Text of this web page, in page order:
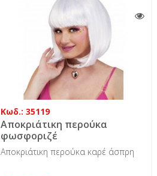
Κωδ.: 35119
Αποκριάτικη περούκα
φωσφοριζέ
Αποκριάτικη περούκα καρέ άσπρη